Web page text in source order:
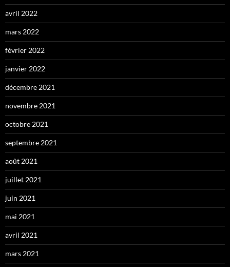
avril 2022
mars 2022
février 2022
janvier 2022
décembre 2021
novembre 2021
octobre 2021
septembre 2021
août 2021
juillet 2021
juin 2021
mai 2021
avril 2021
mars 2021